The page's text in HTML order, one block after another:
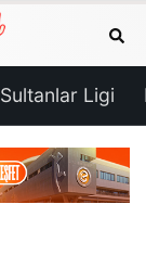
Sultanlar Ligi